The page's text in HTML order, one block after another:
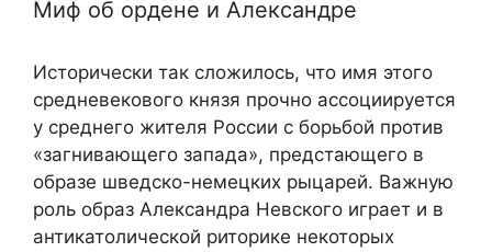
Миф об ордене и Александре
Исторически так сложилось, что имя этого
средневекового князя прочно ассоциируется
у среднего жителя России с борьбой против
«загнивающего запада», предстающего в
образе шведско-немецких рыцарей. Важную
роль образ Александра Невского играет и в
антикатолической риторике некоторых